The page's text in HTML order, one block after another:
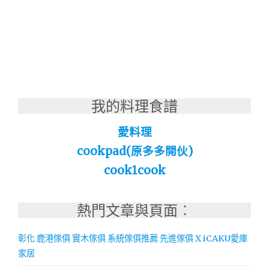
我的料理食譜
愛料理
cookpad(原多多開伙)
cook1cook
熱門文章與頁面︰
彰化 鹿港傢俱 實木傢俱 系統傢俱推薦 先進傢俱 X iCAKU愛庫
家居